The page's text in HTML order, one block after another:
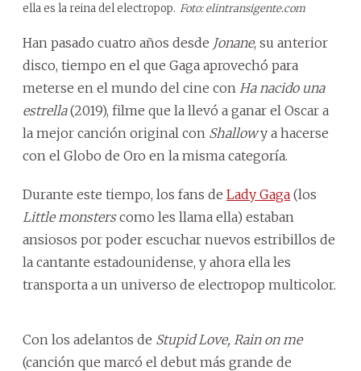
ella es la reina del electropop. Foto: elintransigente.com
Han pasado cuatro años desde Jonane, su anterior
disco, tiempo en el que Gaga aprovechó para
meterse en el mundo del cine con Ha nacido una
estrella(2019), filme que la llevó a ganar el Oscar a
la mejor canción original con Shallowy a hacerse
con el Globo de Oro en la misma categoría.
Durante este tiempo, los fans de Lady Gaga (los
Little monsterscomo les llama ella) estaban
ansiosos por poder escuchar nuevos estribillos de
la cantante estadounidense, y ahora ella les
transporta a un universo de electropop multicolor.
Con los adelantos de Stupid Love, Rain on me
(canción que marcó el debut más grande de